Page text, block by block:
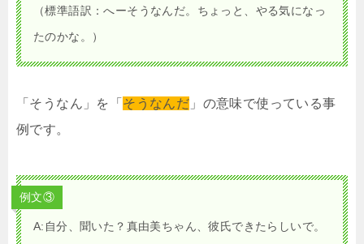
（標準語訳：へーそうなんだ。ちょっと、やる気になっ
たのかな。）
「そうなん」を「 そうなんだ 」の意味で使っている事
例です。
例文③
A:自分、聞いた？真由美ちゃん、彼氏できたらしいで。